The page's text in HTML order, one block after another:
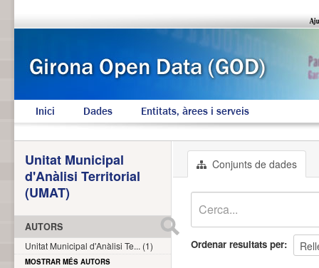
Inici Dades Entitats, àrees i serveis
Conjunts de dades
Ordenar resultats per
Unitat Municipal
d'Anàlisi Territorial
(UMAT)
AUTORS
Unitat Municipal d'Anàlisi Te... (1)
MOSTRAR MÉS AUTORS